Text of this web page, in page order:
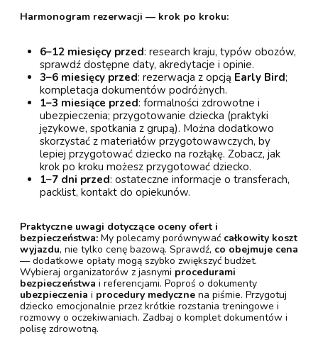
Harmonogram rezerwacji — krok po kroku:
6–12 miesięcy przed: research kraju, typów obozów,
sprawdź dostępne daty, akredytacje i opinie.
3–6 miesięcy przed: rezerwacja z opcją Early Bird;
kompletacja dokumentów podróżnych.
1–3 miesiące przed: formalności zdrowotne i
ubezpieczenia; przygotowanie dziecka (praktyki
językowe, spotkania z grupą). Można dodatkowo
skorzystać z materiałów przygotowawczych, by
lepiej przygotować dziecko na rozłąkę. Zobacz, jak
krok po kroku możesz przygotować dziecko.
1–7 dni przed: ostateczne informacje o transferach,
packlist, kontakt do opiekunów.
Praktyczne uwagi dotyczące oceny ofert i
bezpieczeństwa: My polecamy porównywać całkowity koszt
wyjazdu, nie tylko cenę bazową. Sprawdź, co obejmuje cena
— dodatkowe opłaty mogą szybko zwiększyć budżet.
Wybieraj organizatorów z jasnymi procedurami
bezpieczeństwa i referencjami. Poproś o dokumenty
ubezpieczenia i procedury medyczne na piśmie. Przygotuj
dziecko emocjonalnie przez krótkie rozstania treningowe i
rozmowy o oczekiwaniach. Zadbaj o komplet dokumentów i
polisę zdrowotną.